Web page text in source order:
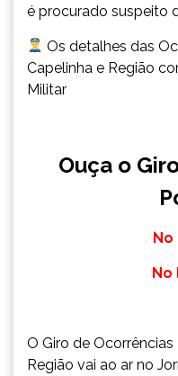
é procurado suspeito
Os detalhes das
Capelinha e Região
Militar
Ouça o
No
No
O Giro de
Região vai ao ar no